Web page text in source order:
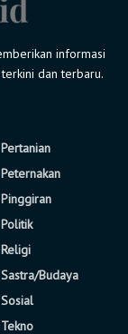
informasi
dan terbaru.
Pertanian
Peternakan
Pinggiran
Politik
Religi
Sastra/Budaya
Sosial
Tekno